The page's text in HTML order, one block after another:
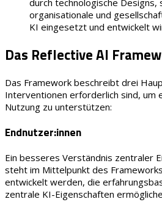
durch technologische Designs,
organisationale und
KI eingesetzt und entwickelt
Das Reflective AI
Das Framework beschreibt drei
Interventionen erforderlich sind, um
Nutzung zu unterstützen:
Endnutzer:innen
Ein besseres Verständnis zentraler
steht im Mittelpunkt des
entwickelt werden, die
zentrale KI-Eigenschaften